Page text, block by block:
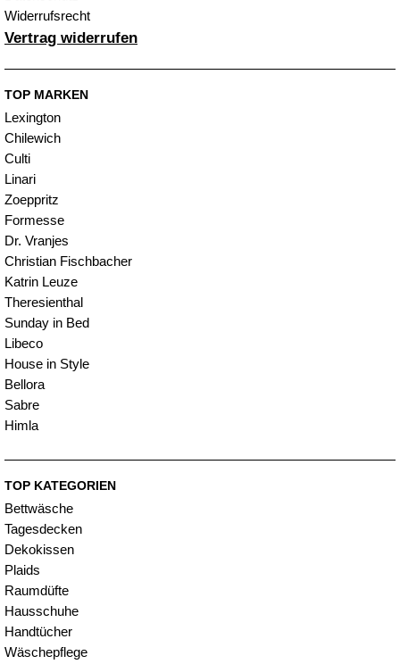
Widerrufsrecht
Vertrag widerrufen
TOP MARKEN
Lexington
Chilewich
Culti
Linari
Zoeppritz
Formesse
Dr. Vranjes
Christian Fischbacher
Katrin Leuze
Theresienthal
Sunday in Bed
Libeco
House in Style
Bellora
Sabre
Himla
TOP KATEGORIEN
Bettwäsche
Tagesdecken
Dekokissen
Plaids
Raumdüfte
Hausschuhe
Handtücher
Wäschepflege